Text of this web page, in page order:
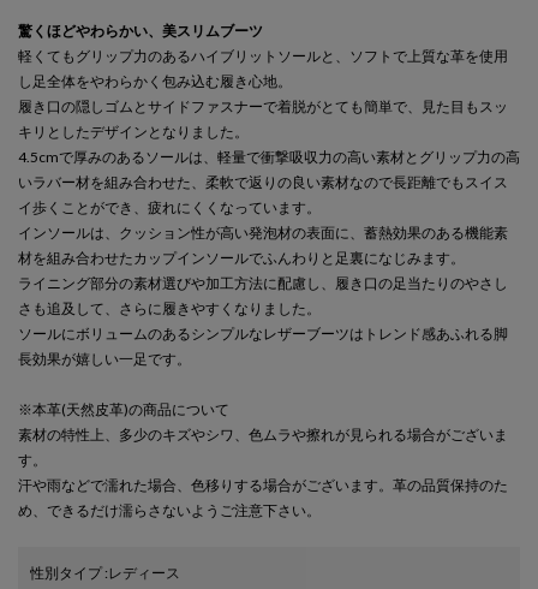
驚くほどやわらかい、美スリムブーツ
軽くてもグリップ力のあるハイブリットソールと、ソフトで上質な革を使用
し足全体をやわらかく包み込む履き心地。
履き口の隠しゴムとサイドファスナーで着脱がとても簡単で、見た目もスッ
キリとしたデザインとなりました。
4.5cmで厚みのあるソールは、軽量で衝撃吸収力の高い素材とグリップ力の高
いラバー材を組み合わせた、柔軟で返りの良い素材なので長距離でもスイス
イ歩くことができ、疲れにくくなっています。
インソールは、クッション性が高い発泡材の表面に、蓄熱効果のある機能素
材を組み合わせたカップインソールでふんわりと足裏になじみます。
ライニング部分の素材選びや加工方法に配慮し、履き口の足当たりのやさし
さも追及して、さらに履きやすくなりました。
ソールにボリュームのあるシンプルなレザーブーツはトレンド感あふれる脚
長効果が嬉しい一足です。
※本革(天然皮革)の商品について
素材の特性上、多少のキズやシワ、色ムラや擦れが見られる場合がございま
す。
汗や雨などで濡れた場合、色移りする場合がございます。革の品質保持のた
め、できるだけ濡らさないようご注意下さい。
性別タイプ : レディース